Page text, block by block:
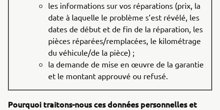
les informations sur vos réparations (prix, la
date à laquelle le problème s’est révélé, les
dates de début et de fin de la réparation, les
pièces réparées/remplacées, le kilométrage
du véhicule/de la pièce) ;
la demande de mise en œuvre de la garantie
et le montant approuvé ou refusé.
Pourquoi traitons-nous ces données personnelles et